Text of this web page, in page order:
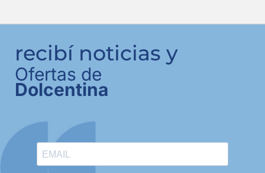
recibí noticias y
Ofertas de
Dolcentina